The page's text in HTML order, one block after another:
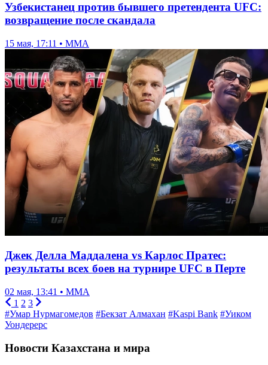
Узбекистанец против бывшего претендента UFC:
возвращение после скандала
15 мая, 17:11 • ММА
Джек Делла Маддалена vs Карлос Пратес:
результаты всех боев на турнире UFC в Перте
02 мая, 13:41 • ММА
1 2 3
#Умар Нурмагомедов #Бекзат Алмахан #Kaspi Bank #Уиком
Уондерерс
Новости Казахстана и мира